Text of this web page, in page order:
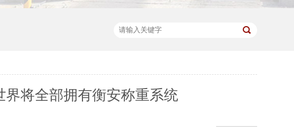
界将全部拥有衡安称重系统